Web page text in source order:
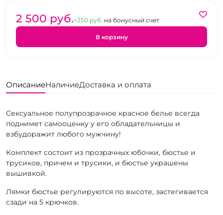
2 500 pуб.+250 pуб. на бонусный счет
В корзину
ОписаниеНаличиеДоставка и оплата
Сексуальное полупрозрачное красное белье всегда
поднимет самооценку у его обладательницы и
взбудоражит любого мужчину!
Комплект состоит из прозрачных юбочки, бюстье и
трусиков, причем и трусики, и бюстье украшены
вышивкой.
Лямки бюстье регулируются по высоте, застегивается
сзади на 5 крючков.